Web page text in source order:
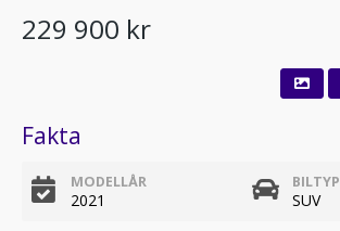
229 900 kr
Fakta
MODELLÅR
2021
BILTYP
SUV